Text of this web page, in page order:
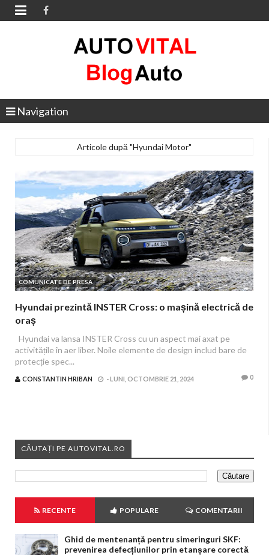

Navigation
Articole după "Hyundai Motor"
COMUNICATE DE PRESA
Hyundai prezintă INSTER Cross: o mașină electrică de
oraș
Hyundai va lansa INSTER Cross cu un aspect mai axat pe
activitățile în aer liber. Noile elemente de design includ bare de
protecție spec...
CONSTANTIN HRIBAN -LUNI, OCTOMBRIE 21, 2024 0
CĂUTAȚI PE AUTOVITAL.RO
RECENTE POPULARE COMENTARII
Ghid de mentenanță pentru simeringuri SKF:
prevenirea defecțiunilor prin etanșare corectă